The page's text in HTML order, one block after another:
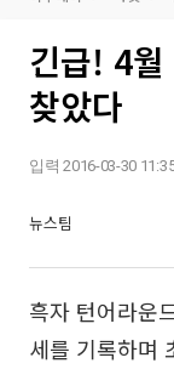
긴급! 4
찾았다
입력 2016-03-30
뉴스팀
흑자 턴어라운
세를 기록하며